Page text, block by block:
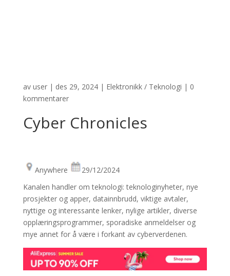
av user| des 29, 2024| Elektronikk / Teknologi | 0
kommentarer
Cyber ​​Chronicles
Anywhere
29/12/2024
Kanalen handler om teknologi: teknologinyheter, nye
prosjekter og apper, datainnbrudd, viktige avtaler,
nyttige og interessante lenker, nylige artikler, diverse
opplæringsprogrammer, sporadiske anmeldelser og
mye annet for å være i forkant av cyberverdenen.